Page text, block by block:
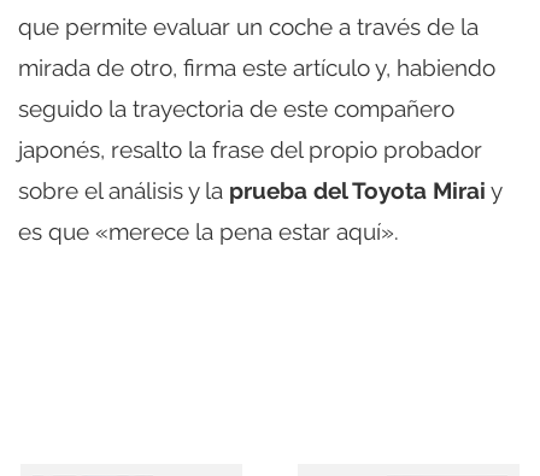
que permite evaluar un coche a través de la
mirada de otro, firma este artículo y, habiendo
seguido la trayectoria de este compañero
japonés, resalto la frase del propio probador
sobre el análisis y la prueba del Toyota Mirai y
es que «merece la pena estar aquí».